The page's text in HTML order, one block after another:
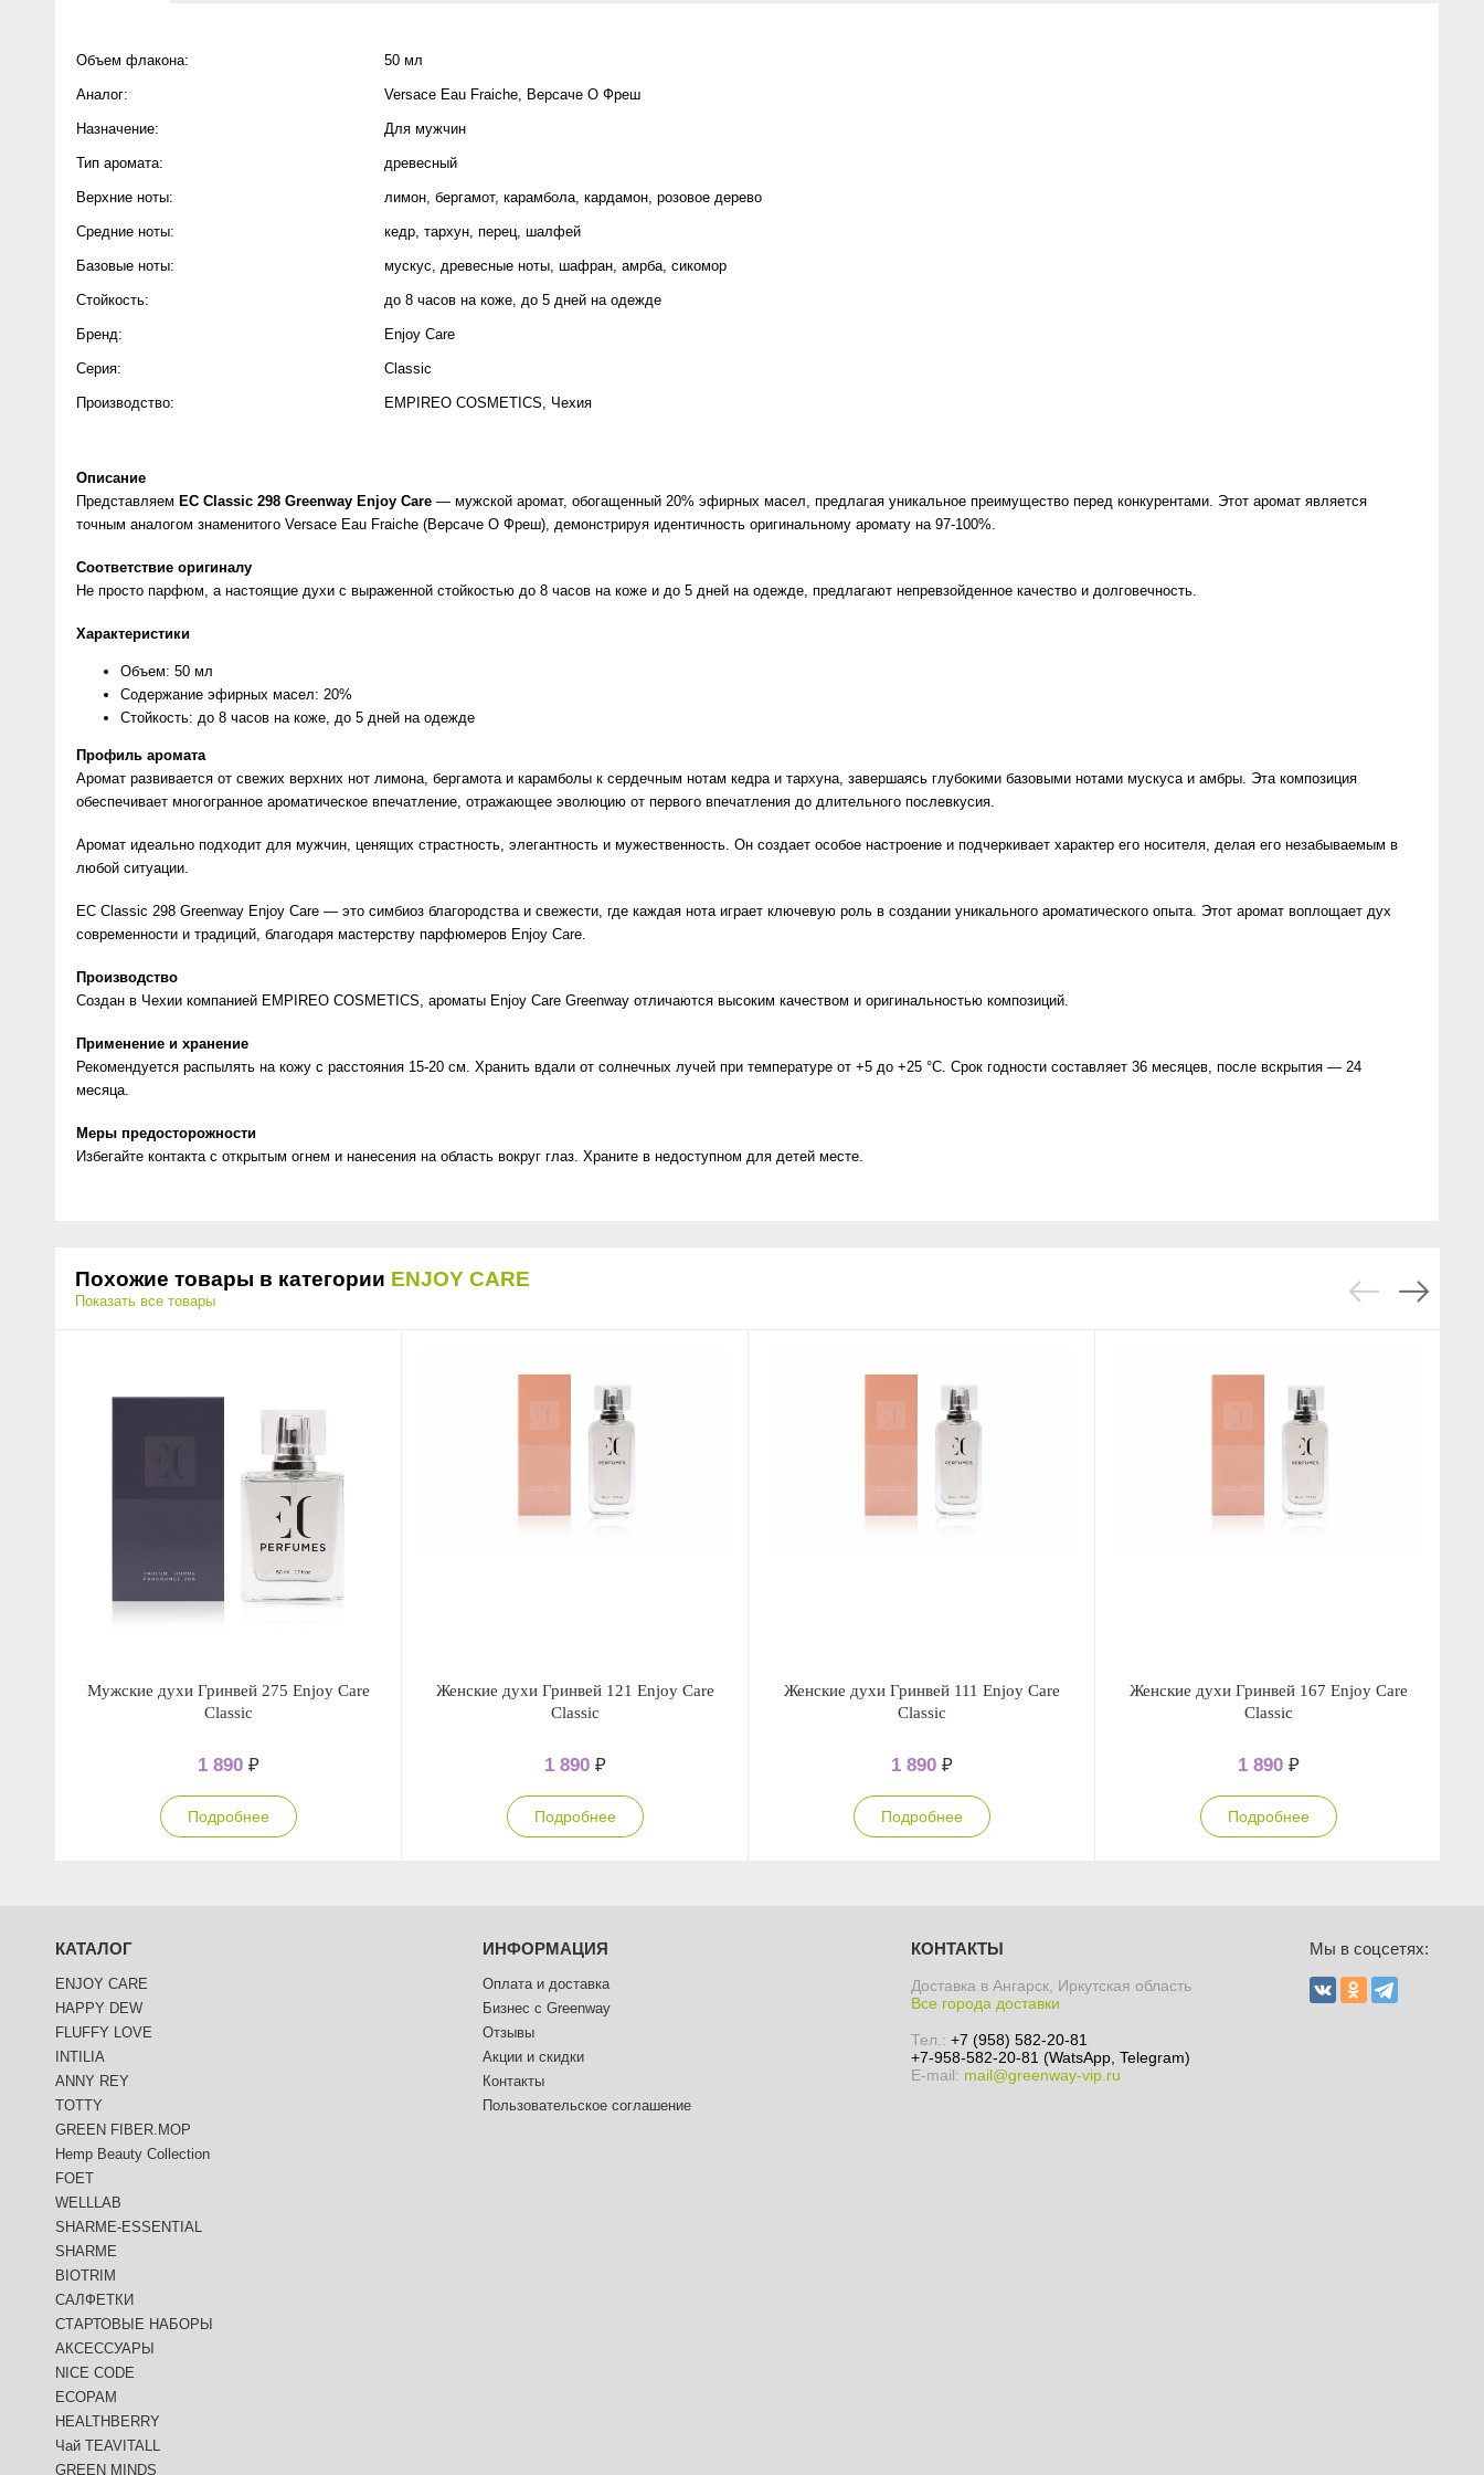
Enjoy Care
Объем флакона: 50 мл
Аналог: Versace Eau Fraiche, Версаче О Фреш
Назначение: Для мужчин
Тип аромата: древесный
Верхние ноты: лимон, бергамот, карамбола, кардамон, розовое дерево
Средние ноты: кедр, тархун, перец, шалфей
Базовые ноты: мускус, древесные ноты, шафран, амрба, сикомор
Стойкость: до 8 часов на коже, до 5 дней на одежде
Бренд: Enjoy Care
Серия: Classic
Производство: EMPIREO COSMETICS, Чехия
Описание
Представляем EC Classic 298 Greenway Enjoy Care — мужской аромат, обогащенный 20% эфирных масел, предлагая уникальное преимущество перед конкурентами. Этот аромат является
точным аналогом знаменитого Versace Eau Fraiche (Версаче О Фреш), демонстрируя идентичность оригинальному аромату на 97-100%.
Соответствие оригиналу
Не просто парфюм, а настоящие духи с выраженной стойкостью до 8 часов на коже и до 5 дней на одежде, предлагают непревзойденное качество и долговечность.
Характеристики
Объем: 50 мл
Содержание эфирных масел: 20%
Стойкость: до 8 часов на коже, до 5 дней на одежде
Профиль аромата
Аромат развивается от свежих верхних нот лимона, бергамота и карамболы к сердечным нотам кедра и тархуна, завершаясь глубокими базовыми нотами мускуса и амбры. Эта композиция
обеспечивает многогранное ароматическое впечатление, отражающее эволюцию от первого впечатления до длительного послевкусия.
Аромат идеально подходит для мужчин, ценящих страстность, элегантность и мужественность. Он создает особое настроение и подчеркивает характер его носителя, делая его незабываемым в
любой ситуации.
EC Classic 298 Greenway Enjoy Care — это симбиоз благородства и свежести, где каждая нота играет ключевую роль в создании уникального ароматического опыта. Этот аромат воплощает дух
современности и традиций, благодаря мастерству парфюмеров Enjoy Care.
Производство
Создан в Чехии компанией EMPIREO COSMETICS, ароматы Enjoy Care Greenway отличаются высоким качеством и оригинальностью композиций.
Применение и хранение
Рекомендуется распылять на кожу с расстояния 15-20 см. Хранить вдали от солнечных лучей при температуре от +5 до +25 °C. Срок годности составляет 36 месяцев, после вскрытия — 24
месяца.
Меры предосторожности
Избегайте контакта с открытым огнем и нанесения на область вокруг глаз. Храните в недоступном для детей месте.
Похожие товары в категории ENJOY CARE
Показать все товары
Мужские духи Гринвей 275 Enjoy Care
Classic
1 890 ₽
Подробнее
Женские духи Гринвей 121 Enjoy Care
Classic
1 890 ₽
Подробнее
Женские духи Гринвей 111 Enjoy Care
Classic
1 890 ₽
Подробнее
Женские духи Гринвей 167 Enjoy Care
Classic
1 890 ₽
Подробнее
КАТАЛОГ
ENJOY CARE
HAPPY DEW
FLUFFY LOVE
INTILIA
ANNY REY
TOTTY
GREEN FIBER.MOP
Hemp Beauty Collection
FOET
WELLLAB
SHARME-ESSENTIAL
SHARME
BIOTRIM
САЛФЕТКИ
СТАРТОВЫЕ НАБОРЫ
АКСЕССУАРЫ
NICE CODE
ECOPAM
HEALTHBERRY
Чай TEAVITALL
GREEN MINDS
ИНФОРМАЦИЯ
Оплата и доставка
Бизнес с Greenway
Отзывы
Акции и скидки
Контакты
Пользовательское соглашение
КОНТАКТЫ
Доставка в Ангарск, Иркутская область
Все города доставки
Тел.: +7 (958) 582-20-81
+7-958-582-20-81 (WatsApp, Telegram)
E-mail: mail@greenway-vip.ru
Мы в соцсетях: